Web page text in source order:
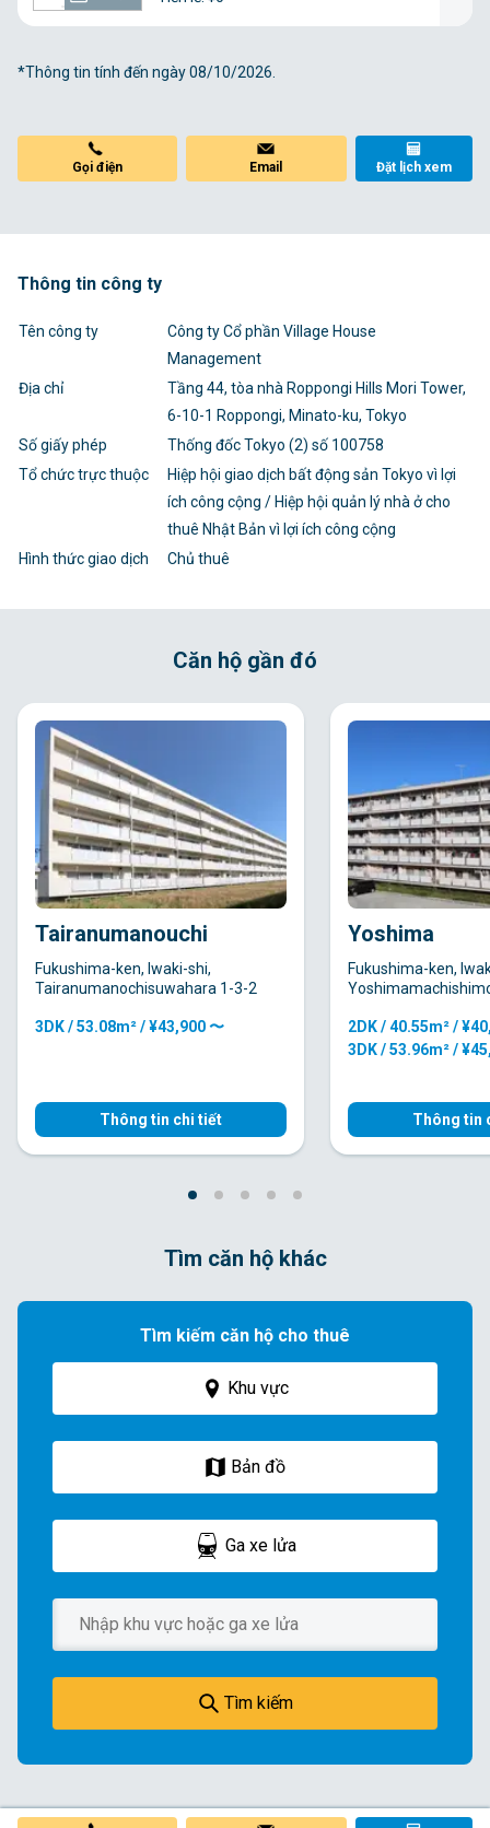
*Thông tin tính đến ngày 08/10/2026.
Gọi điện Email Đặt lịch xem
Thông tin công ty
Tên công ty
Công ty Cổ phần Village House
Management
Địa chỉ
Tầng 44, tòa nhà Roppongi Hills Mori Tower,
6-10-1 Roppongi, Minato-ku, Tokyo
Số giấy phép
Thống đốc Tokyo (2) số 100758
Tổ chức trực thuộc
Hiệp hội giao dịch bất động sản Tokyo vì lợi
ích công cộng / Hiệp hội quản lý nhà ở cho
thuê Nhật Bản vì lợi ích công cộng
Hình thức giao dịch
Chủ thuê
Căn hộ gần đó
Tairanumanouchi
Fukushima-ken, Iwaki-shi,
Tairanumanochisuwahara 1-3-2
3DK / 53.08m² / ¥43,900 〜
Thông tin chi tiết
Yoshima
Fukushima-ken,
2DK / 40.55m² /
3DK / 53.96m² /
Thông tin
Tìm căn hộ khác
Tìm kiếm căn hộ cho thuê
Khu vực
Bản đồ
Ga xe lửa
Tìm kiếm